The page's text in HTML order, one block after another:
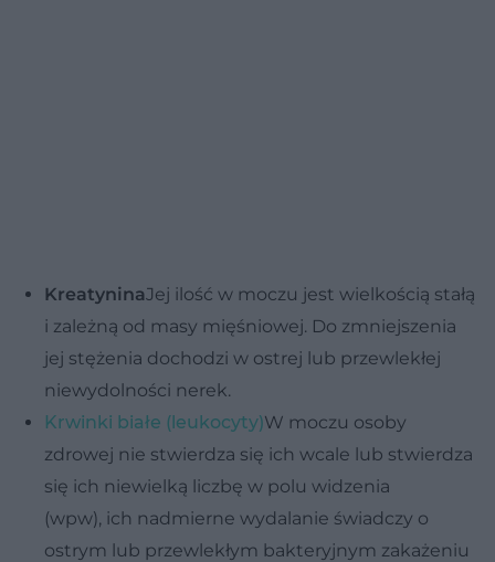
KreatyninaJej ilość w moczu jest wielkością stałą
i zależną od masy mięśniowej. Do zmniejszenia
jej stężenia dochodzi w ostrej lub przewlekłej
niewydolności nerek.
Krwinki białe (leukocyty)W moczu osoby
zdrowej nie stwierdza się ich wcale lub stwierdza
się ich niewielką liczbę w polu widzenia
(wpw), ich nadmierne wydalanie świadczy o
ostrym lub przewlekłym bakteryjnym zakażeniu